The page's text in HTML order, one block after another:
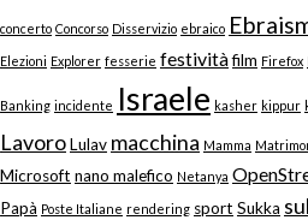
concerto Concorso Disservizio ebraico
Elezioni Explorer fesserie festivitàfilm Firefox
Banking incidente Israele kasher kippur
LavoroLulav macchina Mamma
Microsoft nano malefico Netanya
Papà Poste Italiane rendering sport Sukka